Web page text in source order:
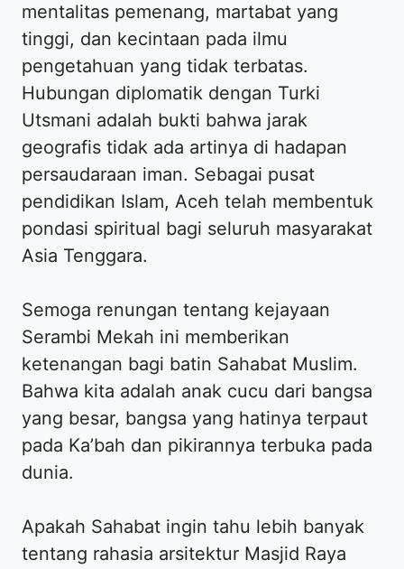
mentalitas pemenang, martabat yang
tinggi, dan kecintaan pada ilmu
pengetahuan yang tidak terbatas.
Hubungan diplomatik dengan Turki
Utsmani adalah bukti bahwa jarak
geografis tidak ada artinya di hadapan
persaudaraan iman. Sebagai pusat
pendidikan Islam, Aceh telah membentuk
pondasi spiritual bagi seluruh masyarakat
Asia Tenggara.
Semoga renungan tentang kejayaan
Serambi Mekah ini memberikan
ketenangan bagi batin Sahabat Muslim.
Bahwa kita adalah anak cucu dari bangsa
yang besar, bangsa yang hatinya terpaut
pada Ka’bah dan pikirannya terbuka pada
dunia.
Apakah Sahabat ingin tahu lebih banyak
tentang rahasia arsitektur Masjid Raya